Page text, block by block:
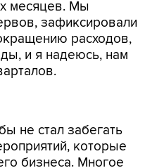
месяцев. Мы
зафиксировали
расходов,
и я надеюсь, нам
не стал забегать
которые
бизнеса. Многое